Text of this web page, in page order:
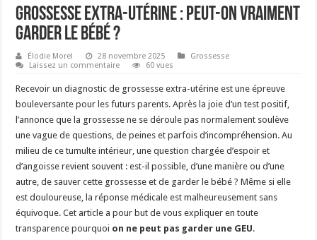
Grossesse extra-utérine : peut-on vraiment
garder le bébé ?
Élodie Morel 28 novembre 2025
Grossesse
Laissez un commentaire
60 vues
Recevoir un diagnostic de grossesse extra-utérine est une épreuve
bouleversante pour les futurs parents. Après la joie d’un test positif,
l’annonce que la grossesse ne se déroule pas normalement soulève
une vague de questions, de peines et parfois d’incompréhension. Au
milieu de ce tumulte intérieur, une question chargée d’espoir et
d’angoisse revient souvent : est-il possible, d’une manière ou d’une
autre, de sauver cette grossesse et de garder le bébé ? Même si elle
est douloureuse, la réponse médicale est malheureusement sans
équivoque. Cet article a pour but de vous expliquer en toute
transparence pourquoi on ne peut pas garder une GEU.